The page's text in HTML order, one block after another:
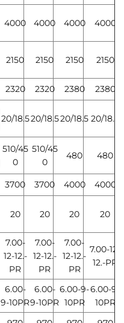
4000 4000 4000 4000
2150 2150 2150 2150
2320 2320 2380 2380
20/18.520/18.520/18.5 20/18.5
510/45
0
510/45
0
480 480
3700 3700 4000 4000
20 20 20 20
7.00-
12-12.-
PR
7.00-
12-12.-
PR
7.00-
12-12.-
PR
7.00-12-
12.-PR
6.00-
9-10PR
6.00-
9-10PR
6.00-9-
10PR
6.00-9-
10PR